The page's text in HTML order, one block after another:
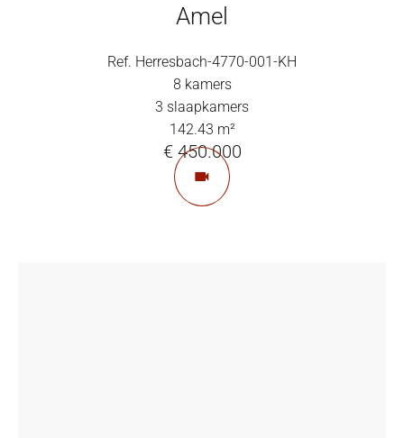
Amel
Ref. Herresbach-4770-001-KH
8 kamers
3 slaapkamers
142.43 m²
€ 450.000